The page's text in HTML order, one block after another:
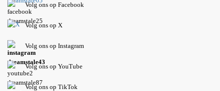
Volg ons op Facebook
Volg ons op X
Volg ons op Instagram
Volgons op YouTube
Volg ons op TikTok